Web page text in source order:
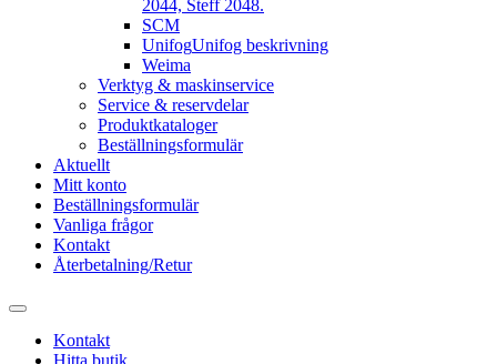
2044, Steff 2048.
SCM
UnifogUnifog beskrivning
Weima
Verktyg & maskinservice
Service & reservdelar
Produktkataloger
Beställningsformulär
Aktuellt
Mitt konto
Beställningsformulär
Vanliga frågor
Kontakt
Återbetalning/Retur
Kontakt
Hitta butik